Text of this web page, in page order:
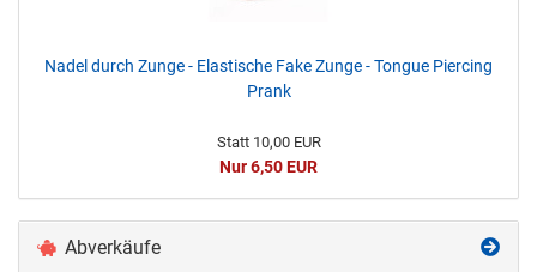
Nadel durch Zunge - Elastische Fake Zunge - Tongue Piercing
Prank
Statt 10,00 EUR
Nur 6,50 EUR
Abverkäufe